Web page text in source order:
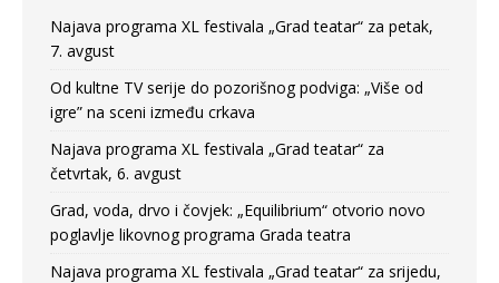
Najava programa XL festivala „Grad teatar“ za petak,
7. avgust
Od kultne TV serije do pozorišnog podviga: „Više od
igre” na sceni između crkava
Najava programa XL festivala „Grad teatar“ za
četvrtak, 6. avgust
Grad, voda, drvo i čovjek: „Equilibrium“ otvorio novo
poglavlje likovnog programa Grada teatra
Najava programa XL festivala „Grad teatar“ za srijedu,